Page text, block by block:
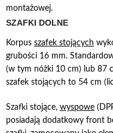
montażowej.
SZAFKI DOLNE
Korpus szafek stojących
grubości 16 mm.
(w tym nóżki 10 cm) lub 87
szafek stojących to 54 cm
Szafki stojące, wyspowe
posiadają dodatkowy front